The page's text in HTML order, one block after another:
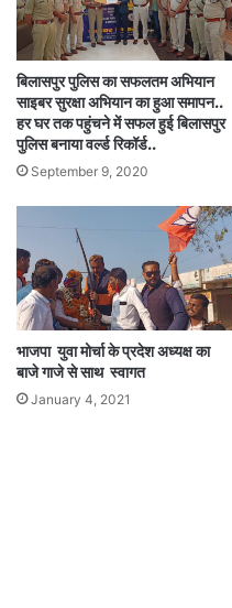
बिलासपुर पुलिस का सफलतम अभियान
साइबर सुरक्षा अभियान का हुआ समापन..
हर घर तक पहुंचने में सफल हुई बिलासपुर
पुलिस बनाया वर्ल्ड रिकॉर्ड..
September 9, 2020
भाजपा युवा मोर्चा के प्रदेश अध्यक्ष का
बाजे गाजे से साथ स्वागत
January 4, 2021